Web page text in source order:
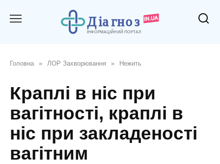
Головна » ЛОР Захворювання » Нежить
Краплі в ніс при
вагітності, краплі в
ніс при закладеності
вагітним